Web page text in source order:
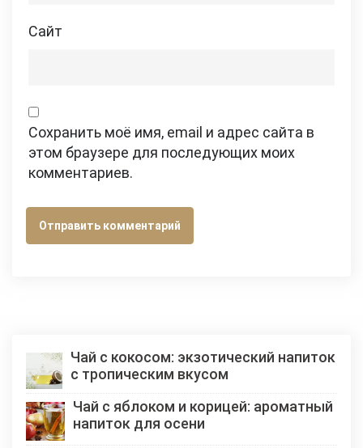
Сайт
Сохранить моё имя, email и адрес сайта в
этом браузере для последующих моих
комментариев.
Чай с кокосом: экзотический напиток
с тропическим вкусом
Чай с яблоком и корицей: ароматный
напиток для осени